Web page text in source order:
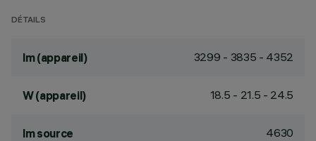
DÉTAILS
lm (appareil) 3299 - 3835 - 4352
W (appareil) 18.5 - 21.5 - 24.5
lm source 4630